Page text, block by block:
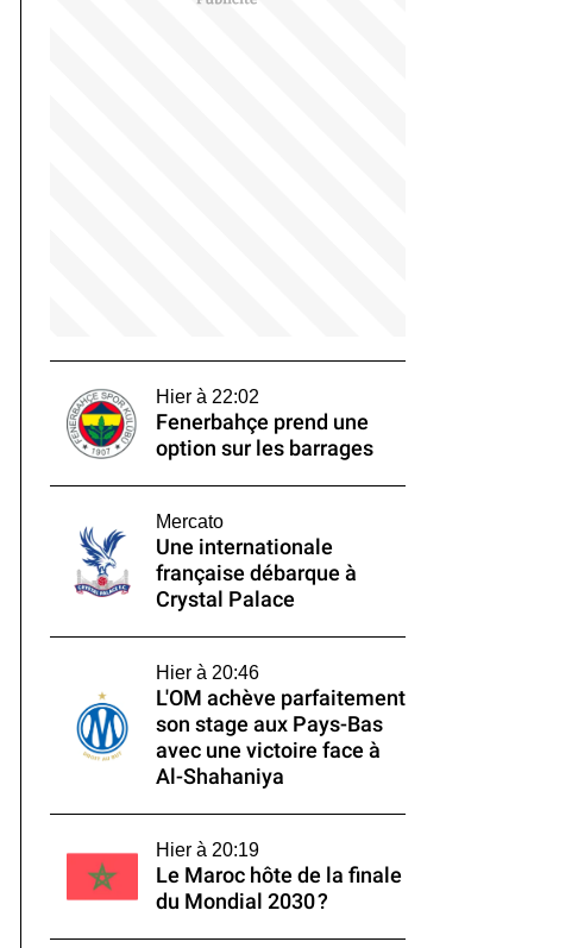
Hier à 22:02
Fenerbahçe prend une
option sur les barrages
Mercato
Une internationale
française débarque à
Crystal Palace
Hier à 20:46
L'OM achève parfaitement
son stage aux Pays-Bas
avec une victoire face à
Al-Shahaniya
Hier à 20:19
Le Maroc hôte de la finale
du Mondial 2030 ?